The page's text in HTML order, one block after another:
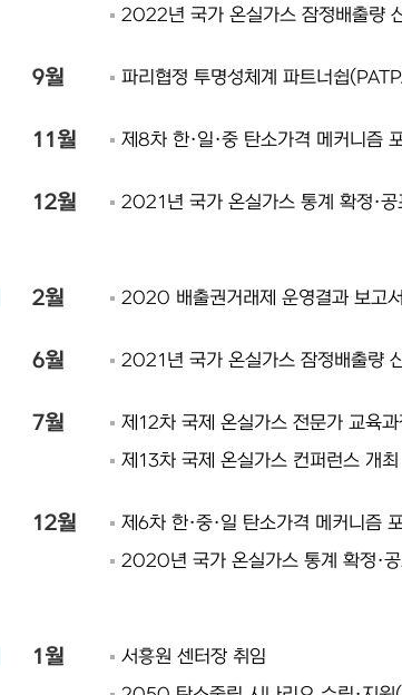
2022년 국가 온실가스 잠정배출량
9월 파리협정 투명성체계 파트너쉽
11월 제8차 한·일·중 탄소가격 메커니즘
12월 2021년 국가 온실가스 통계 확정·공
2월 2020 배출권거래제 운영결과 보고
6월 2021년 국가 온실가스 잠정배출량
7월
제12차 국제 온실가스 전문가 교육
제13차 국제 온실가스 컨퍼런스 개최
12월
제6차 한·중·일 탄소가격 메커니즘
2020년 국가 온실가스 통계 확정·
1월
서흥원 센터장 취임